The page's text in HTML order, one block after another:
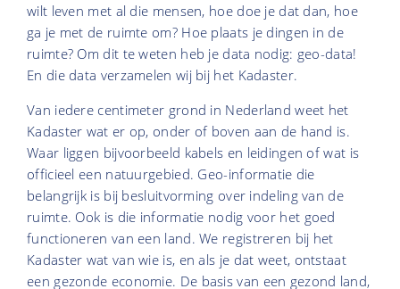
wilt leven met al die mensen, hoe doe je dat dan, hoe
ga je met de ruimte om? Hoe plaats je dingen in de
ruimte? Om dit te weten heb je data nodig: geo-data!
En die data verzamelen wij bij het Kadaster.
Van iedere centimeter grond in Nederland weet het
Kadaster wat er op, onder of boven aan de hand is.
Waar liggen bijvoorbeeld kabels en leidingen of wat is
officieel een natuurgebied. Geo-informatie die
belangrijk is bij besluitvorming over indeling van de
ruimte. Ook is die informatie nodig voor het goed
functioneren van een land. We registreren bij het
Kadaster wat van wie is, en als je dat weet, ontstaat
een gezonde economie. De basis van een gezond land,